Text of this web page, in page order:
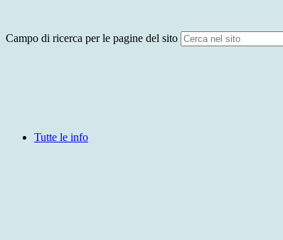
Campo di ricerca per le pagine del sito
Tutte le info